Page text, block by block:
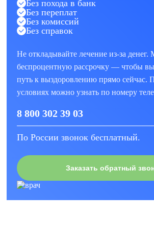
Без похода в банк
Без переплат
Без комиссий
Без справок
Не откладывайте лечение из-за
беспроцентную рассрочку — чтобы вы
путь к выздоровлению прямо сейчас.
условиях можно узнать по номеру
8 800 302 39 03
По России звонок бесплатный.
Заказать